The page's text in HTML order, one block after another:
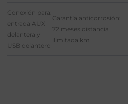
Conexión para:
entrada AUX
delantera y
USB delantero
Garantía anticorrosión:
72 meses distancia
ilimitada km